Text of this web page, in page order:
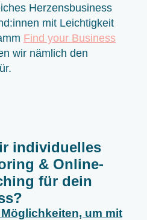
Herzensbusiness
mit Leichtigkeit
Find your Business
wir nämlich den
individuelles
& Online-
für dein
um mit